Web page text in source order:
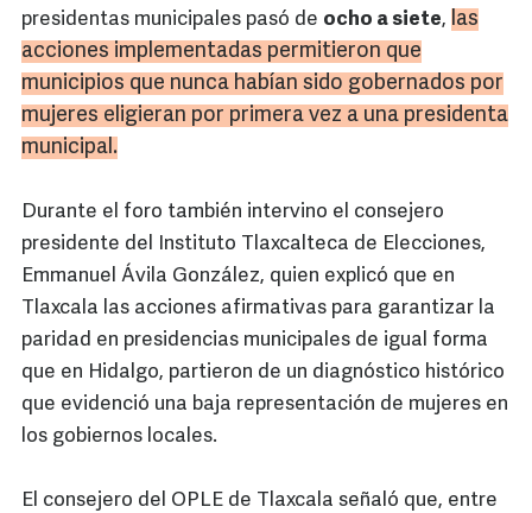
presidentas municipales pasó de ocho a siete, las
acciones implementadas permitieron que
municipios que nunca habían sido gobernados por
mujeres eligieran por primera vez a una presidenta
municipal.
Durante el foro también intervino el consejero
presidente del Instituto Tlaxcalteca de Elecciones,
Emmanuel Ávila González, quien explicó que en
Tlaxcala las acciones afirmativas para garantizar la
paridad en presidencias municipales de igual forma
que en Hidalgo, partieron de un diagnóstico histórico
que evidenció una baja representación de mujeres en
los gobiernos locales.
El consejero del OPLE de Tlaxcala señaló que, entre